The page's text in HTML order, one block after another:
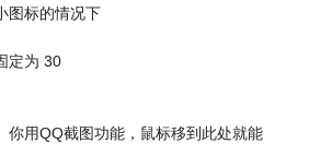
图标的情况下
定为 30
你用QQ截图功能，鼠标移到此处就能